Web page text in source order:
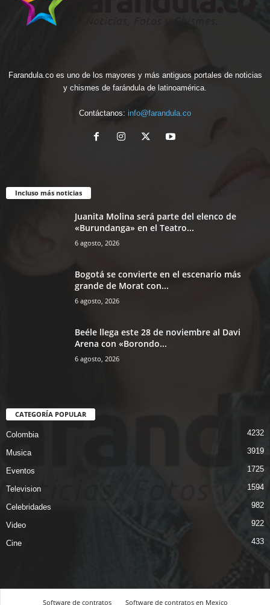
Farandula.co es uno de los mayores y más antiguos portales de noticias
y chismes de farándula de latinoamérica.
Contáctanos: info@farandula.co
Incluso más noticias
Juanita Molina será parte del elenco de
«Burundanga» en el Teatro...
6 agosto, 2026
Bogotá se convierte en el escenario más
grande de Morat con...
6 agosto, 2026
Beéle llega este 28 de noviembre al Davi
Arena con «Borondo...
6 agosto, 2026
CATEGORÍA POPULAR
Colombia 4232
Musica 3919
Eventos 1725
Television 1594
Celebridades 982
Video 922
Cine 433
Software de contratos Software de contratos en Mexico